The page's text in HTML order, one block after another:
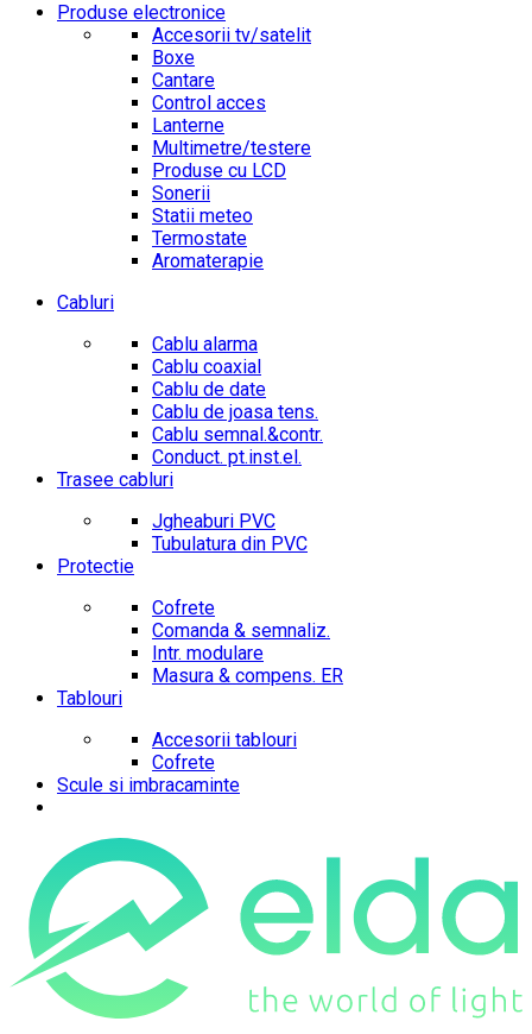
Produse electronice
Accesorii tv/satelit
Boxe
Cantare
Control acces
Lanterne
Multimetre/testere
Produse cu LCD
Sonerii
Statii meteo
Termostate
Aromaterapie
Cabluri
Cablu alarma
Cablu coaxial
Cablu de date
Cablu de joasa tens.
Cablu semnal.&contr.
Conduct. pt.inst.el.
Trasee cabluri
Jgheaburi PVC
Tubulatura din PVC
Protectie
Cofrete
Comanda & semnaliz.
Intr. modulare
Masura & compens. ER
Tablouri
Accesorii tablouri
Cofrete
Scule si imbracaminte